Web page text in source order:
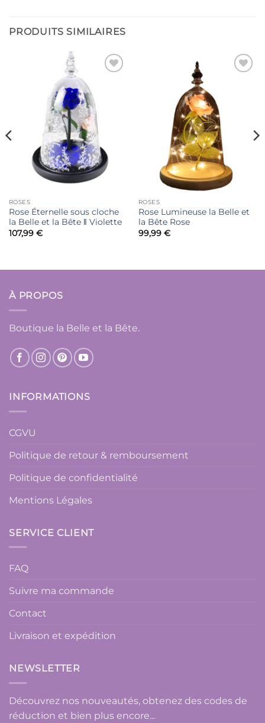
PRODUITS SIMILAIRES
souhaits
ROSES
Rose Éternelle sous cloche
la Belle et la Bête ‖ Violette
107,99 €
ROSES
Rose Lumineuse la Belle et
la Bête Rose
99,99 €
À PROPOS
Boutique la Belle et la Bête.
INFORMATIONS
CGVU
Politique de retour & remboursement
Politique de confidentialité
Mentions Légales
SERVICE CLIENT
FAQ
Suivre ma commande
Contact
Livraison et expédition
NEWSLETTER
Découvrez nos nouveautés, obtenez des codes de
réduction et bien plus encore...